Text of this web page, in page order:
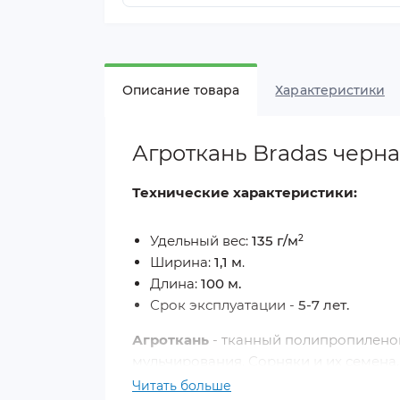
Описание товара Характеристики
Агроткань Bradas
Технические характеристики:
Удельный вес: 135 г/м2
Ширина: 1,1 м.
Длина: 100 м.
Срок эксплуатации - 5-7 лет.
Агроткань - тканный
мульчирования. Сорняки и их
света и погибают.
Читать больше